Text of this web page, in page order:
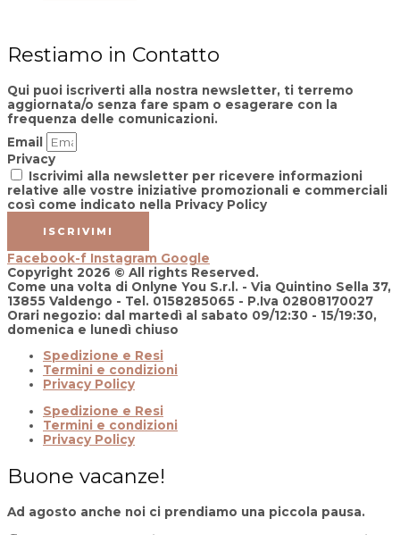
Restiamo in Contatto
Qui puoi iscriverti alla nostra newsletter, ti terremo
aggiornata/o senza fare spam o esagerare con la
frequenza delle comunicazioni.
Email
Privacy
Iscrivimi alla newsletter per ricevere informazioni
relative alle vostre iniziative promozionali e commerciali
così come indicato nella Privacy Policy
ISCRIVIMI
Facebook-f Instagram Google
Copyright 2026 © All rights Reserved.
Come una volta di Onlyne You S.r.l. - Via Quintino Sella 37,
13855 Valdengo - Tel. 0158285065 - P.Iva 02808170027
Orari negozio: dal martedì al sabato 09/12:30 - 15/19:30,
domenica e lunedì chiuso
Spedizione e Resi
Termini e condizioni
Privacy Policy
Spedizione e Resi
Termini e condizioni
Privacy Policy
Buone vacanze!
Ad agosto anche noi ci prendiamo una piccola pausa.